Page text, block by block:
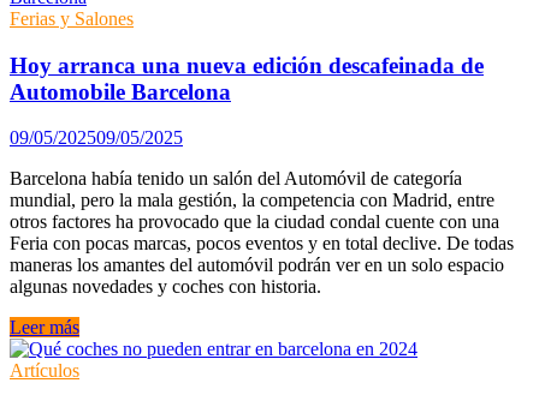
Ferias y Salones
Hoy arranca una nueva edición descafeinada de
Automobile Barcelona
09/05/202509/05/2025
Barcelona había tenido un salón del Automóvil de categoría
mundial, pero la mala gestión, la competencia con Madrid, entre
otros factores ha provocado que la ciudad condal cuente con una
Feria con pocas marcas, pocos eventos y en total declive. De todas
maneras los amantes del automóvil podrán ver en un solo espacio
algunas novedades y coches con historia.
Hoy
arranca
una
Leer más
Artículos